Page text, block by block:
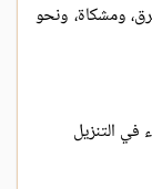
ومشكاة، ونحو
التنزيل